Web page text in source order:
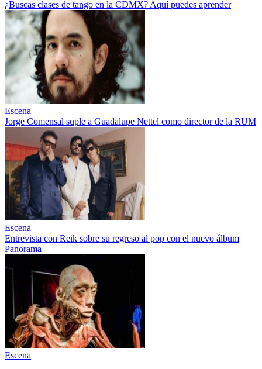
¿Buscas clases de tango en la CDMX? Aquí puedes aprender
Escena
Jorge Comensal suple a Guadalupe Nettel como director de la RUM
Escena
Entrevista con Reik sobre su regreso al pop con el nuevo álbum
Panorama
Escena